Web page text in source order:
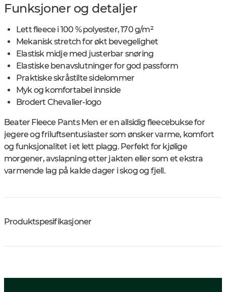
Funksjoner og detaljer
Lett fleece i 100 % polyester, 170 g/m²
Mekanisk stretch for økt bevegelighet
Elastisk midje med justerbar snøring
Elastiske benavslutninger for god passform
Praktiske skråstilte sidelommer
Myk og komfortabel innside
Brodert Chevalier-logo
Beater Fleece Pants Men er en allsidig fleecebukse for
jegere og friluftsentusiaster som ønsker varme, komfort
og funksjonalitet i et lett plagg. Perfekt for kjølige
morgener, avslapning etter jakten eller som et ekstra
varmende lag på kalde dager i skog og fjell.
Produktspesifikasjoner